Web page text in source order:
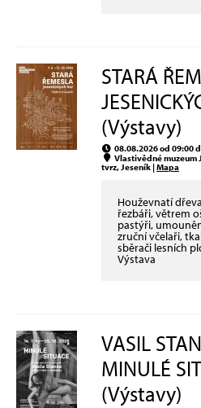
STARÁ
(Výstavy)
08.08.2026 od 09:00
Vlastivědné muzeum
tvrz, Jeseník |Mapa
Houževnatí
řezbáři, větrem
pastýři,
zruční včelaři,
sběrači lesních
Výstava
VASIL
MINULÉ
(Výstavy)